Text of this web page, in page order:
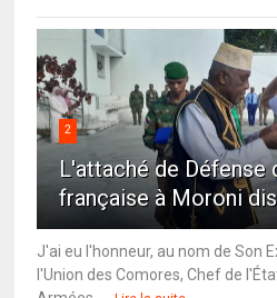
2
L'attaché de Défense
française à Moroni
J'ai eu l'honneur, au nom de Son
l'Union des Comores, Chef de